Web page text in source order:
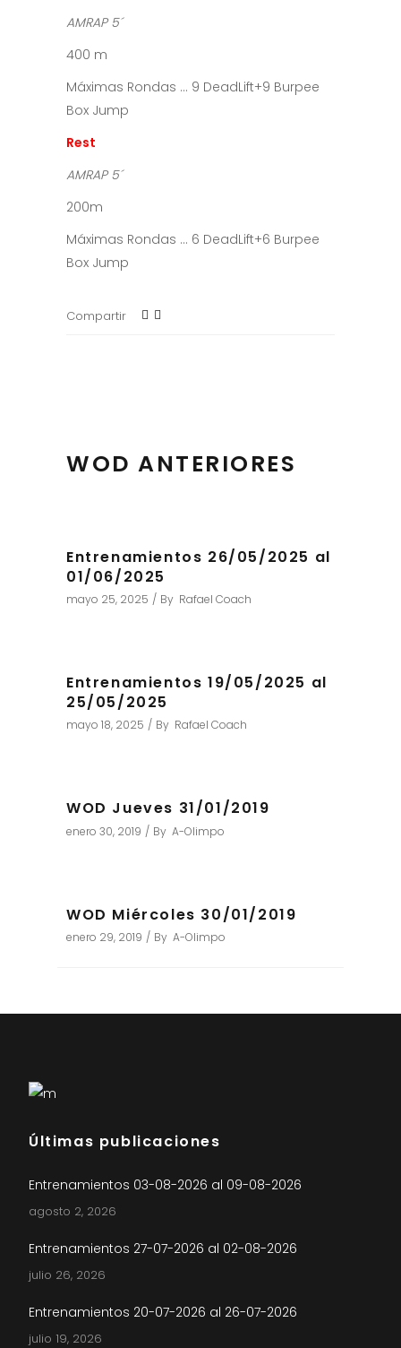
AMRAP 5´
400 m
Máximas Rondas … 9 DeadLift+9 Burpee
Box Jump
Rest
AMRAP 5´
200m
Máximas Rondas … 6 DeadLift+6 Burpee
Box Jump
Compartir
WOD ANTERIORES
Entrenamientos 26/05/2025 al
01/06/2025
mayo 25, 2025 By Rafael Coach
Entrenamientos 19/05/2025 al
25/05/2025
mayo 18, 2025 By Rafael Coach
WOD Jueves 31/01/2019
enero 30, 2019 By A-Olimpo
WOD Miércoles 30/01/2019
enero 29, 2019 By A-Olimpo
Últimas publicaciones
Entrenamientos 03-08-2026 al 09-08-2026
agosto 2, 2026
Entrenamientos 27-07-2026 al 02-08-2026
julio 26, 2026
Entrenamientos 20-07-2026 al 26-07-2026
julio 19, 2026